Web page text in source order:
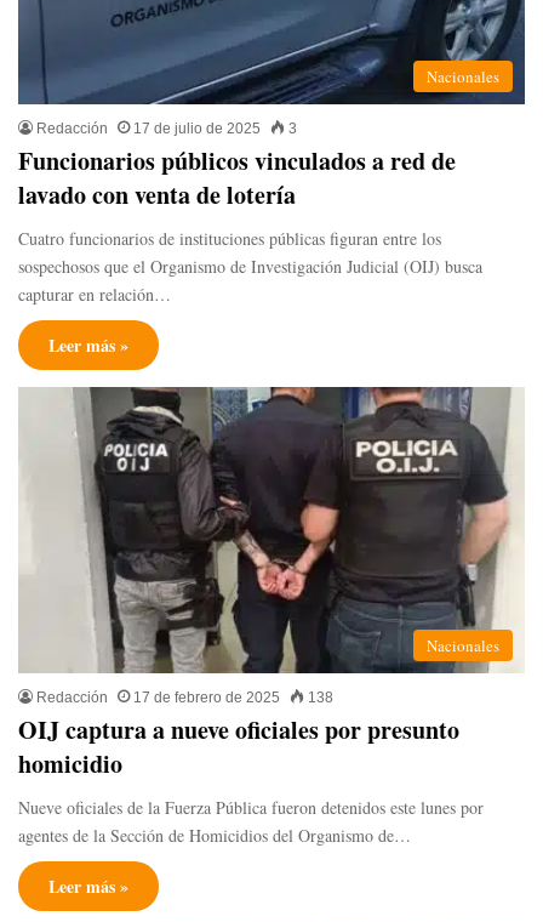
Nacionales
Redacción 17 de julio de 2025 3
Funcionarios públicos vinculados a red de
lavado con venta de lotería
Cuatro funcionarios de instituciones públicas figuran entre los
sospechosos que el Organismo de Investigación Judicial (OIJ) busca
capturar en relación…
Leer más »
Nacionales
Redacción 17 de febrero de 2025 138
OIJ captura a nueve oficiales por presunto
homicidio
Nueve oficiales de la Fuerza Pública fueron detenidos este lunes por
agentes de la Sección de Homicidios del Organismo de…
Leer más »